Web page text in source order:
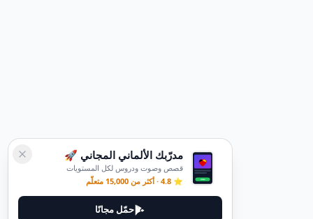
مدرّبك الألماني المجاني 🚀
قصص وصوت ودروس لكل المستويات
⭐ 4.8 · أكثر من 15,000 متعلّم
حمّل مجانًا